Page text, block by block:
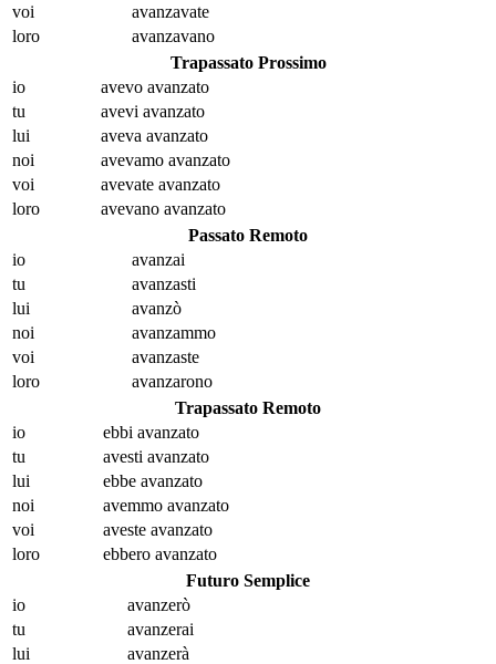
voi
avanzavate
loro
avanzavano
Trapassato Prossimo
io
avevo avanzato
tu
avevi avanzato
lui
aveva avanzato
noi
avevamo avanzato
voi
avevate avanzato
loro
avevano avanzato
Passato Remoto
io
avanzai
tu
avanzasti
lui
avanzò
noi
avanzammo
voi
avanzaste
loro
avanzarono
Trapassato Remoto
io
ebbi avanzato
tu
avesti avanzato
lui
ebbe avanzato
noi
avemmo avanzato
voi
aveste avanzato
loro
ebbero avanzato
Futuro Semplice
io
avanzerò
tu
avanzerai
lui
avanzerà